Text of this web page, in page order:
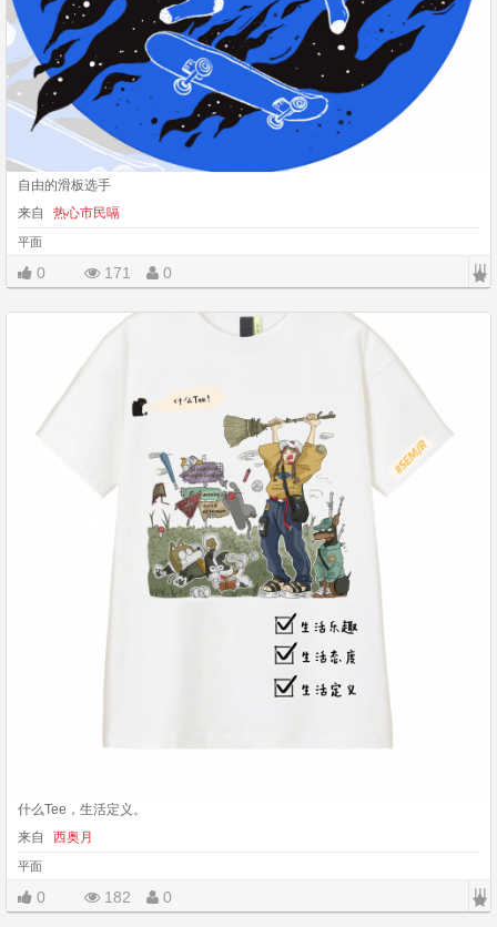
自由的滑板选手
来自
热心市民嗝
平面
0 171 0 |||
什么Tee，生活定义。
来自
西奥月
平面
0 182 0 |||